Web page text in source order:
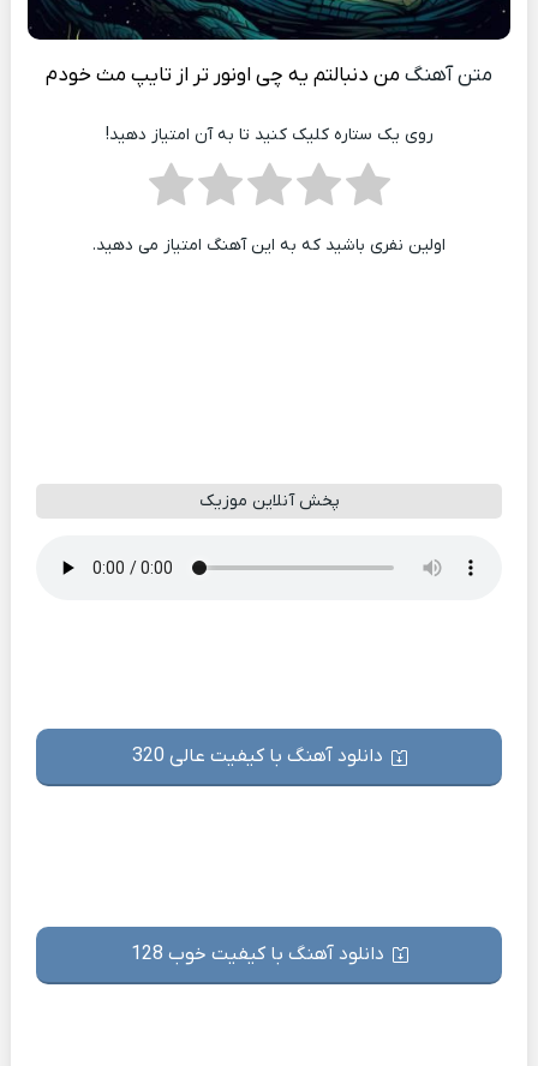
متن آهنگ من دنبالتم یه چی اونور تر از تایپ مث خودم
روی یک ستاره کلیک کنید تا به آن امتیاز دهید!
اولین نفری باشید که به این آهنگ امتیاز می دهید.
پخش آنلاین موزیک
دانلود آهنگ با کیفیت عالی 320
دانلود آهنگ با کیفیت خوب 128